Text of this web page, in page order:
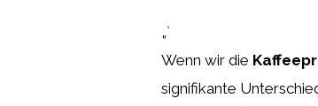
„`
Wenn wir die
signifikante